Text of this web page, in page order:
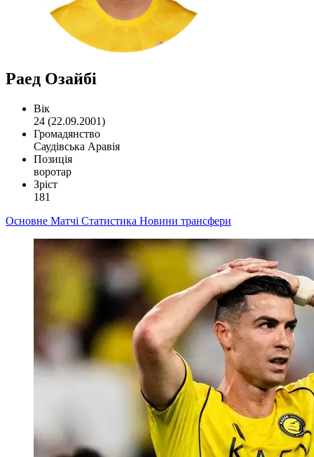
Раед Озайбі
Вік
24 (22.09.2001)
Громадянство
Саудівська Аравія
Позиція
воротар
Зріст
181
Основне Матчі Статистика Новини трансфери